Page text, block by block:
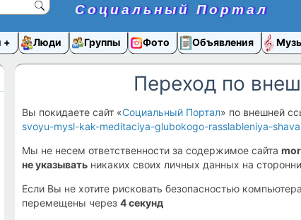
Социальный Портал
Люди Группы Фото Объявления
Переход по
Вы покидаете сайт «Социальный Портал» по внешней
svoyu-mysl-kak-meditaciya-glubokogo-rasslableniya-
Мы не несем ответственности за содержимое сайта
не указывать никаких своих личных данных на
Если Вы не хотите рисковать безопасностью
перемещены через 4секунд